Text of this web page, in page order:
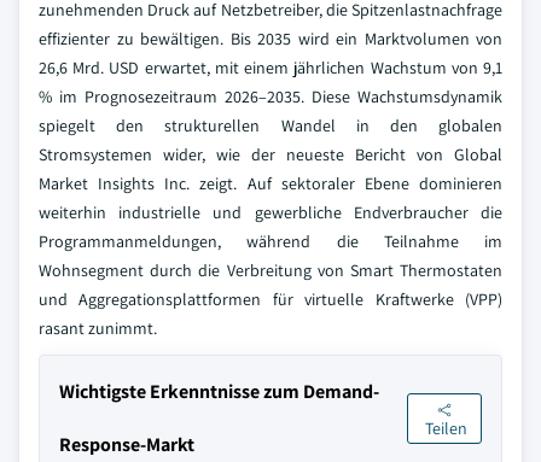
zunehmenden Druck auf Netzbetreiber, die Spitzenlastnachfrage
effizienter zu bewältigen. Bis 2035 wird ein Marktvolumen von
26,6 Mrd. USD erwartet, mit einem jährlichen Wachstum von 9,1
% im Prognosezeitraum 2026–2035. Diese Wachstumsdynamik
spiegelt den strukturellen Wandel in den globalen
Stromsystemen wider, wie der neueste Bericht von Global
Market Insights Inc. zeigt. Auf sektoraler Ebene dominieren
weiterhin industrielle und gewerbliche Endverbraucher die
Programmanmeldungen, während die Teilnahme im
Wohnsegment durch die Verbreitung von Smart Thermostaten
und Aggregationsplattformen für virtuelle Kraftwerke (VPP)
rasant zunimmt.
Wichtigste Erkenntnisse zum Demand-
Response-Markt
Teilen